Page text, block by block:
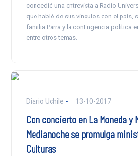
concedió una entrevista a Radio
que habló de sus vínculos con el país,
familia Parra y la contingencia política
entre otros temas.
Diario Uchile 13-10-2017
Con concierto en La Moneda y
Medianoche se promulga
Culturas